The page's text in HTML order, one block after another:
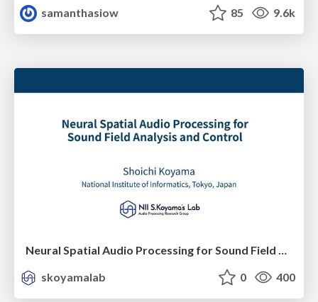
samanthasiow
85 9.6k
skoyamalab
0 400